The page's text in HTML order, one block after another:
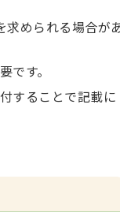
求められる場合が
す。
することで記載に